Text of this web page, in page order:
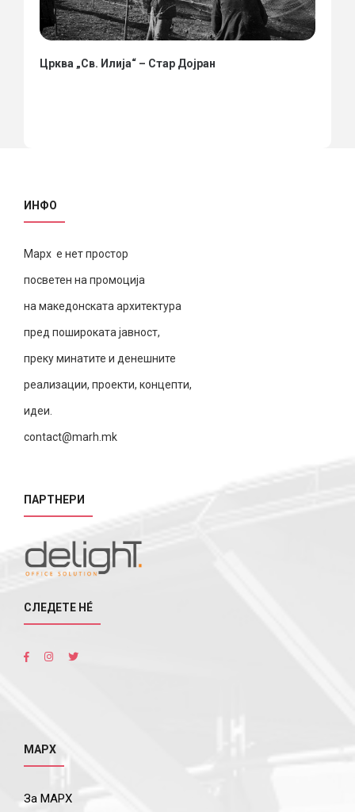
Црква „Св. Илија“ – Стар Дојран
ИНФО
Марх е нет простор
посветен на промоција
на македонската архитектура
пред пошироката јавност,
преку минатите и денешните
реализации, проекти, концепти,
идеи.
contact@marh.mk
ПАРТНЕРИ
СЛЕДЕТЕ НÉ
МАРХ
За МАРХ